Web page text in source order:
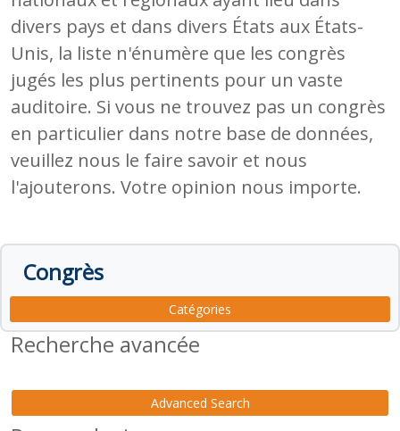
divers pays et dans divers États aux États-
Unis, la liste n'énumère que les congrès
jugés les plus pertinents pour un vaste
auditoire. Si vous ne trouvez pas un congrès
en particulier dans notre base de données,
veuillez nous le faire savoir et nous
l'ajouterons. Votre opinion nous importe.
Congrès
Catégories
Recherche avancée
Advanced Search